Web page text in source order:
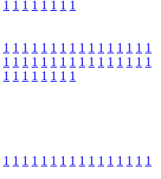
1 1 1 1 1 1 1 1
1 1 1 1 1 1 1 1 1 1 1 1 1 1 1 1
1 1 1 1 1 1 1 1 1 1 1 1 1 1 1 1
1 1 1 1 1 1 1 1
1 1 1 1 1 1 1 1 1 1 1 1 1 1 1 1